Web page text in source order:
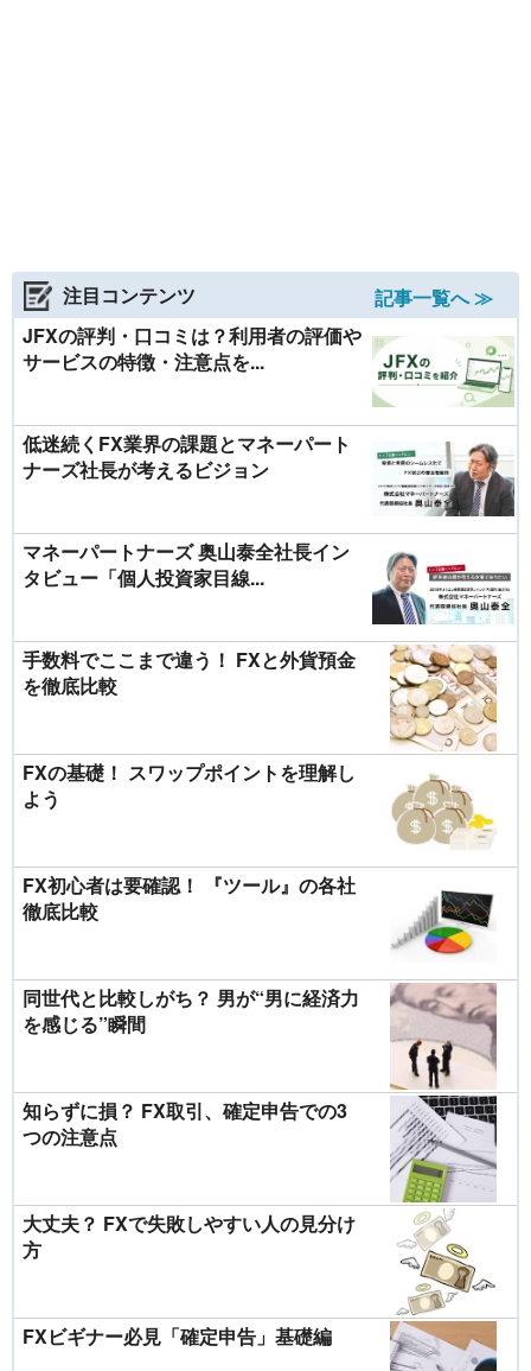
注目コンテンツ
記事一覧へ ≫
JFXの評判・口コミは？利用者の評価や
サービスの特徴・注意点を...
低迷続くFX業界の課題とマネーパート
ナーズ社長が考えるビジョン
マネーパートナーズ 奥山泰全社長イン
タビュー「個人投資家目線...
手数料でここまで違う！ FXと外貨預金
を徹底比較
FXの基礎！ スワップポイントを理解し
よう
FX初心者は要確認！ 『ツール』の各社
徹底比較
同世代と比較しがち？ 男が“男に経済力
を感じる”瞬間
知らずに損？ FX取引、確定申告での3
つの注意点
大丈夫？ FXで失敗しやすい人の見分け
方
FXビギナー必見「確定申告」基礎編